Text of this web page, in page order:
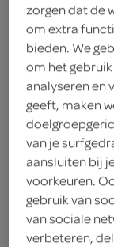
zorgen dat de
om extra
bieden. We
om het
analyseren en
geeft, maken
van je
aansluiten bij
voorkeuren.
gebruik van
van sociale
verbeteren,